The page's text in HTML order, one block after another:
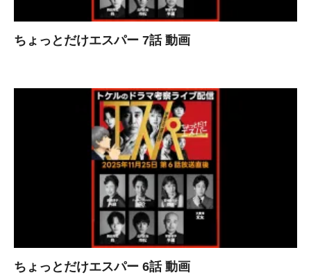
ちょっとだけエスパー 7話 動画
ちょっとだけエスパー 6話 動画